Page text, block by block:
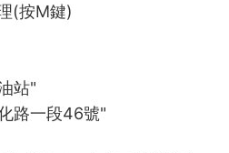
(按M鍵)
站"
路一段46號"